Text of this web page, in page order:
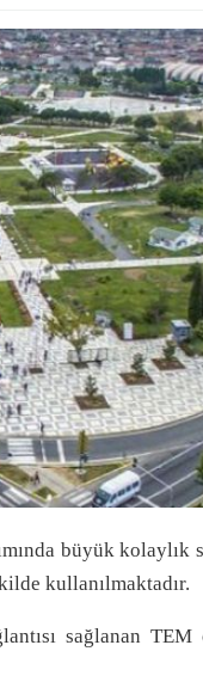
büyük kolaylık
kullanılmaktadır.
sağlanan